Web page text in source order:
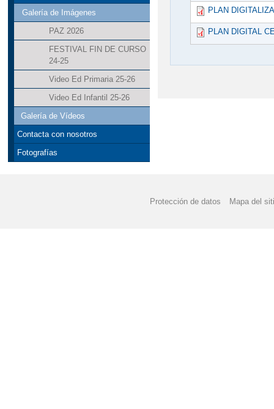
Galería de Imágenes
PAZ 2026
FESTIVAL FIN DE CURSO
24-25
Video Ed Primaria 25-26
Video Ed Infantil 25-26
Galería de Vídeos
Contacta con nosotros
Fotografías
PLAN
PLAN DIGITAL
Protección de datos Mapa del